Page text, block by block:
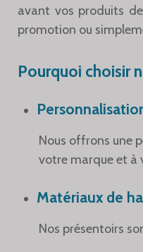
avant vos produits
promotion ou
Pourquoi choisir
Nous offrons une
votre marque et à
Matériaux de
Nos présentoirs